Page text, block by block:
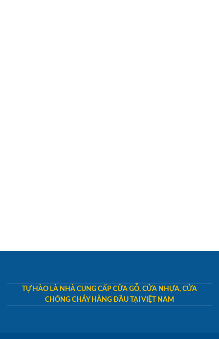
TỰ HÀO LÀ NHÀ CUNG CẤP CỬA GỖ, CỬA NHỰA, CỬA
CHỐNG CHÁY HÀNG ĐẦU TẠI VIỆT NAM